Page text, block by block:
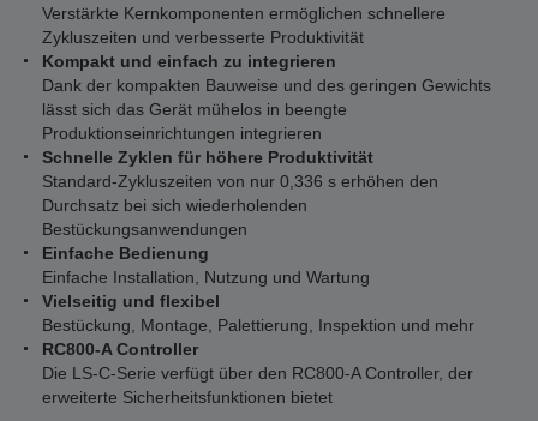
Verstärkte Kernkomponenten ermöglichen schnellere
Zykluszeiten und verbesserte Produktivität
Kompakt und einfach zu integrieren
Dank der kompakten Bauweise und des geringen Gewichts
lässt sich das Gerät mühelos in beengte
Produktionseinrichtungen integrieren
Schnelle Zyklen für höhere Produktivität
Standard-Zykluszeiten von nur 0,336 s erhöhen den
Durchsatz bei sich wiederholenden
Bestückungsanwendungen
Einfache Bedienung
Einfache Installation, Nutzung und Wartung
Vielseitig und flexibel
Bestückung, Montage, Palettierung, Inspektion und mehr
RC800-A Controller
Die LS‑C-Serie verfügt über den RC800‑A Controller, der
erweiterte Sicherheitsfunktionen bietet